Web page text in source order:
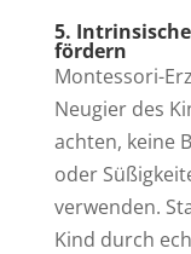
5.
fördern
Montessori-
Neugier des
achten, keine
oder
verwenden.
Kind durch